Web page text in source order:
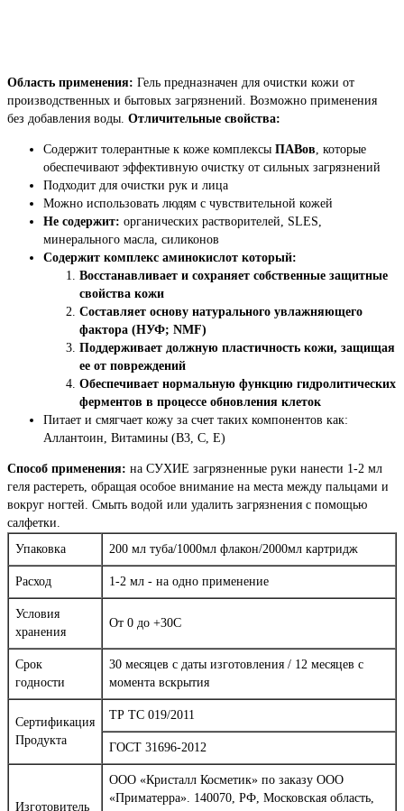
Область применения: Гель предназначен для очистки кожи от
производственных и бытовых загрязнений. Возможно применения
без добавления воды. Отличительные свойства:
Содержит толерантные к коже комплексы ПАВов , которые
обеспечивают эффективную очистку от сильных загрязнений
Подходит для очистки рук и лица
Можно использовать людям с чувствительной кожей
Не содержит: органических растворителей, SLES,
минерального масла, силиконов
Содержит комплекс аминокислот который:
Восстанавливает и сохраняет собственные защитные
свойства кожи
Составляет основу натурального увлажняющего
фактора (НУФ; NMF)
Поддерживает должную пластичность кожи, защищая
ее от повреждений
Обеспечивает нормальную функцию гидролитических
ферментов в процессе обновления клеток
Питает и смягчает кожу за счет таких компонентов как:
Аллантоин, Витамины (В3, С, Е)
Способ применения: на СУХИЕ загрязненные руки нанести 1-2 мл
геля растереть, обращая особое внимание на места между пальцами и
вокруг ногтей. Смыть водой или удалить загрязнения с помощью
салфетки.
Упаковка
200 мл туба/1000мл флакон/2000мл картридж
Расход 1-2 мл - на одно применение
Условия
хранения
От 0 до +30С
Срок
годности
30 месяцев с даты изготовления / 12 месяцев с
момента вскрытия
Сертификация
Продукта
ТР ТС 019/2011
ГОСТ 31696-2012
Изготовитель
ООО «Кристалл Косметик» по заказу ООО
«Приматерра». 140070, РФ, Московская область,